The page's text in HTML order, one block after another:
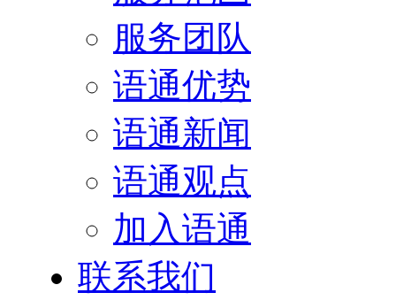
服务团队
语通优势
语通新闻
语通观点
加入语通
联系我们